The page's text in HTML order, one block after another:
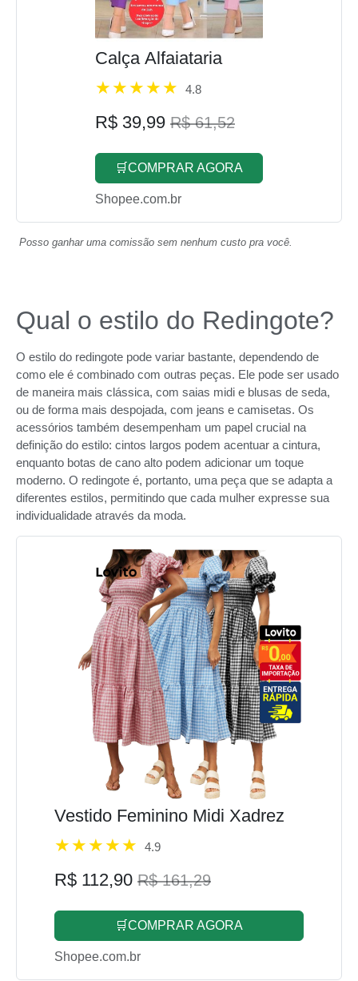
Calça Alfaiataria
4.8
R$ 39,99 R$ 61,52
🛒COMPRAR AGORA
Shopee.com.br
Posso ganhar uma comissão sem nenhum custo pra você.
Qual o estilo do Redingote?
O estilo do redingote pode variar bastante, dependendo de
como ele é combinado com outras peças. Ele pode ser usado
de maneira mais clássica, com saias midi e blusas de seda,
ou de forma mais despojada, com jeans e camisetas. Os
acessórios também desempenham um papel crucial na
definição do estilo: cintos largos podem acentuar a cintura,
enquanto botas de cano alto podem adicionar um toque
moderno. O redingote é, portanto, uma peça que se adapta a
diferentes estilos, permitindo que cada mulher expresse sua
individualidade através da moda.
Vestido Feminino Midi Xadrez
4.9
R$ 112,90 R$ 161,29
🛒COMPRAR AGORA
Shopee.com.br